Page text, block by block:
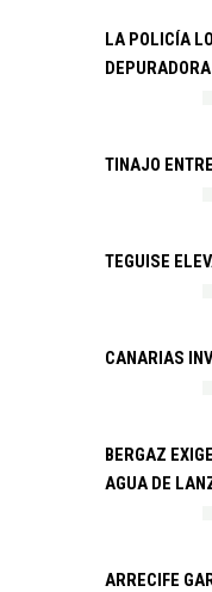
LA POLICÍA
TINAJO
TEGUISE
CANARIAS
BERGAZ
AGUA DE
ARRECIFE